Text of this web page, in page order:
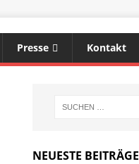
Presse Kontakt
NEUESTE BEITRÄGE